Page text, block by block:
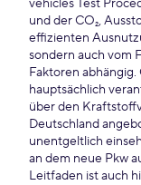
vehicles Test
und der CO₂,
effizienten
sondern auch vom
Faktoren abhängig.
hauptsächlich
über den
Deutschland
unentgeltlich
an dem neue Pkw
Leitfaden ist auch